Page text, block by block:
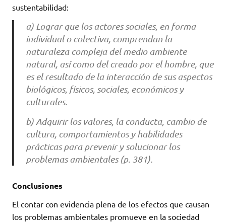
sustentabilidad:
a) Lograr que los actores sociales, en forma
individual o colectiva, comprendan la
naturaleza compleja del medio ambiente
natural, así como del creado por el hombre, que
es el resultado de la interacción de sus aspectos
biológicos, físicos, sociales, económicos y
culturales.
b) Adquirir los valores, la conducta, cambio de
cultura, comportamientos y habilidades
prácticas para prevenir y solucionar los
problemas ambientales (p. 381).
Conclusiones
El contar con evidencia plena de los efectos que causan
los problemas ambientales promueve en la sociedad